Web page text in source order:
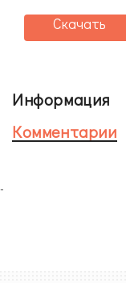
Скачать
Информация
Комментарии
-